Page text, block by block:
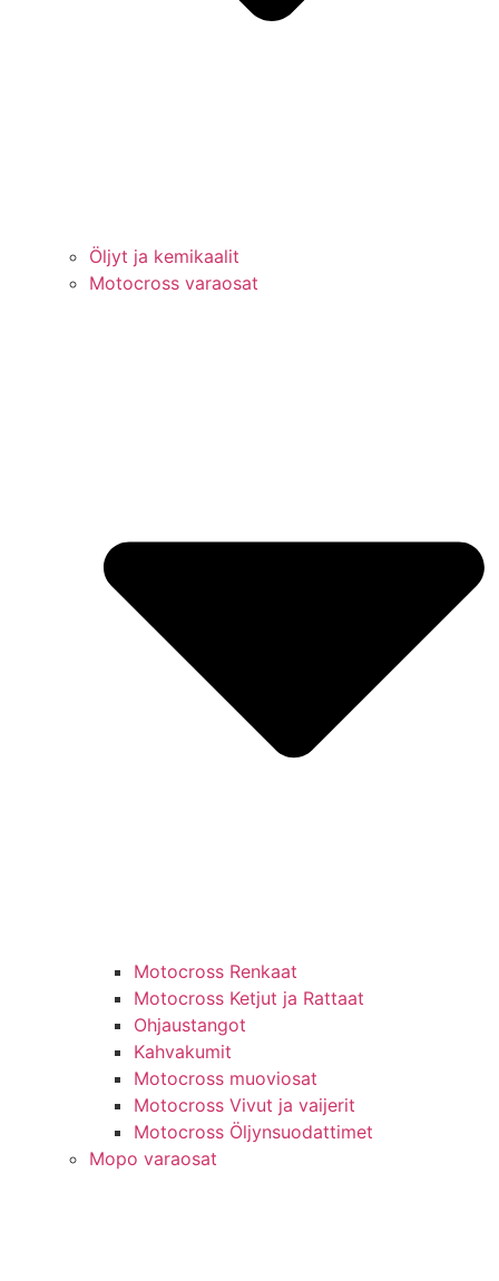
Öljyt ja kemikaalit
Motocross varaosat
Motocross Renkaat
Motocross Ketjut ja Rattaat
Ohjaustangot
Kahvakumit
Motocross muoviosat
Motocross Vivut ja vaijerit
Motocross Öljynsuodattimet
Mopo varaosat